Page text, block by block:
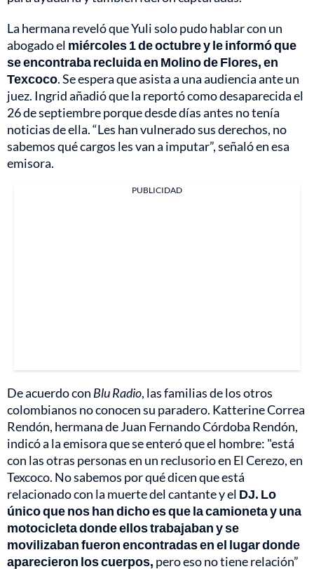
La hermana reveló que Yuli solo pudo hablar con un
abogado el miércoles 1 de octubre y le informó que
se encontraba recluida en Molino de Flores, en
Texcoco. Se espera que asista a una audiencia ante un
juez. Ingrid añadió que la reportó como desaparecida el
26 de septiembre porque desde días antes no tenía
noticias de ella. “Les han vulnerado sus derechos, no
sabemos qué cargos les van a imputar”, señaló en esa
emisora.
PUBLICIDAD
De acuerdo con Blu Radio, las familias de los otros
colombianos no conocen su paradero. Katterine Correa
Rendón, hermana de Juan Fernando Córdoba Rendón,
indicó a la emisora que se enteró que el hombre: "está
con las otras personas en un reclusorio en El Cerezo, en
Texcoco. No sabemos por qué dicen que está
relacionado con la muerte del cantante y el DJ. Lo
único que nos han dicho es que la camioneta y una
motocicleta donde ellos trabajaban y se
movilizaban fueron encontradas en el lugar donde
aparecieron los cuerpos, pero eso no tiene relación”